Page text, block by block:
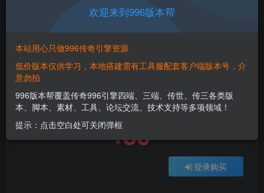
有问题请联系站长
剑破苍穹
此内容为付费资源，请付费后查看
￥50
登录购买
付费资源
欢迎来到996版本帮
本站用心只做996传奇引擎资源
低价版本仅供学习，本地搭建需有工具服配套客户端版本号，介
意勿拍
996版本帮覆盖传奇996引擎四端、三端、传世、传三各类版
本、脚本、素材、工具、论坛交流、技术支持等多项领域！
提示：点击空白处可关闭弹框